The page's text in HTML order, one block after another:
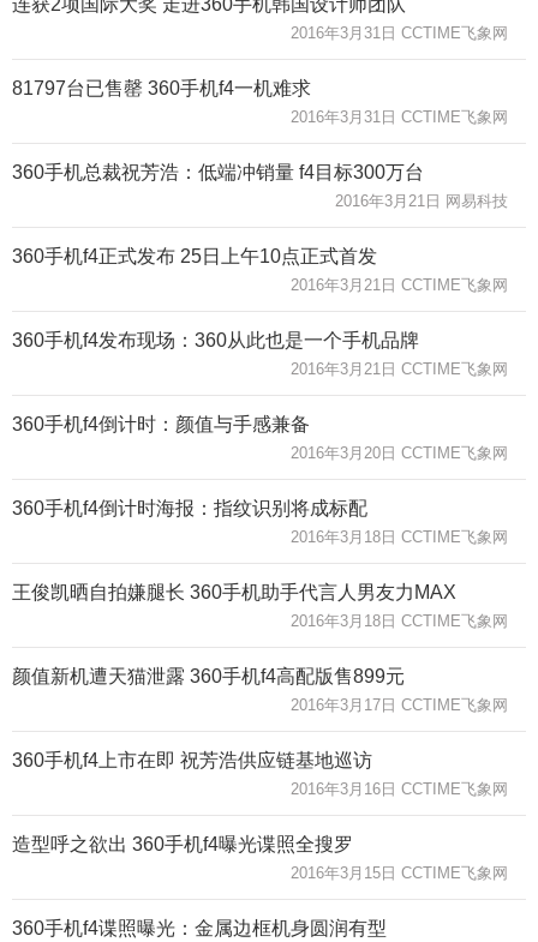
2016年3月31日 CCTIME飞象网
81797台已售罄 360手机f4一机难求
2016年3月31日 CCTIME飞象网
360手机总裁祝芳浩：低端冲销量 f4目标300万台
2016年3月21日 网易科技
360手机f4正式发布 25日上午10点正式首发
2016年3月21日 CCTIME飞象网
360手机f4发布现场：360从此也是一个手机品牌
2016年3月21日 CCTIME飞象网
360手机f4倒计时：颜值与手感兼备
2016年3月20日 CCTIME飞象网
360手机f4倒计时海报：指纹识别将成标配
2016年3月18日 CCTIME飞象网
王俊凯晒自拍嫌腿长 360手机助手代言人男友力MAX
2016年3月18日 CCTIME飞象网
颜值新机遭天猫泄露 360手机f4高配版售899元
2016年3月17日 CCTIME飞象网
360手机f4上市在即 祝芳浩供应链基地巡访
2016年3月16日 CCTIME飞象网
造型呼之欲出 360手机f4曝光谍照全搜罗
2016年3月15日 CCTIME飞象网
360手机f4谍照曝光：金属边框机身圆润有型